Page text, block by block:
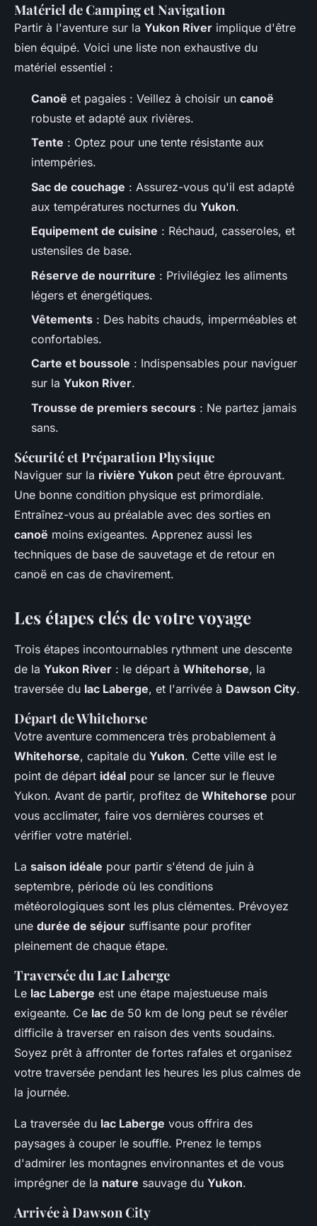
Matériel de Camping et Navigation
Partir à l'aventure sur la Yukon River implique d'être
bien équipé. Voici une liste non exhaustive du
matériel essentiel :
Canoë et pagaies : Veillez à choisir un canoë
robuste et adapté aux rivières.
Tente : Optez pour une tente résistante aux
intempéries.
Sac de couchage : Assurez-vous qu'il est adapté
aux températures nocturnes du Yukon.
Equipement de cuisine : Réchaud, casseroles, et
ustensiles de base.
Réserve de nourriture : Privilégiez les aliments
légers et énergétiques.
Vêtements : Des habits chauds, imperméables et
confortables.
Carte et boussole : Indispensables pour naviguer
sur la Yukon River.
Trousse de premiers secours : Ne partez jamais
sans.
Sécurité et Préparation Physique
Naviguer sur la rivière Yukon peut être éprouvant.
Une bonne condition physique est primordiale.
Entraînez-vous au préalable avec des sorties en
canoë moins exigeantes. Apprenez aussi les
techniques de base de sauvetage et de retour en
canoë en cas de chavirement.
Les étapes clés de votre voyage
Trois étapes incontournables rythment une descente
de la Yukon River : le départ à Whitehorse, la
traversée du lac Laberge, et l'arrivée à Dawson City.
Départ de Whitehorse
Votre aventure commencera très probablement à
Whitehorse, capitale du Yukon. Cette ville est le
point de départ idéal pour se lancer sur le fleuve
Yukon. Avant de partir, profitez de Whitehorse pour
vous acclimater, faire vos dernières courses et
vérifier votre matériel.
La saison idéale pour partir s'étend de juin à
septembre, période où les conditions
météorologiques sont les plus clémentes. Prévoyez
une durée de séjour suffisante pour profiter
pleinement de chaque étape.
Traversée du Lac Laberge
Le lac Laberge est une étape majestueuse mais
exigeante. Ce lac de 50 km de long peut se révéler
difficile à traverser en raison des vents soudains.
Soyez prêt à affronter de fortes rafales et organisez
votre traversée pendant les heures les plus calmes de
la journée.
La traversée du lac Laberge vous offrira des
paysages à couper le souffle. Prenez le temps
d'admirer les montagnes environnantes et de vous
imprégner de la nature sauvage du Yukon.
Arrivée à Dawson City